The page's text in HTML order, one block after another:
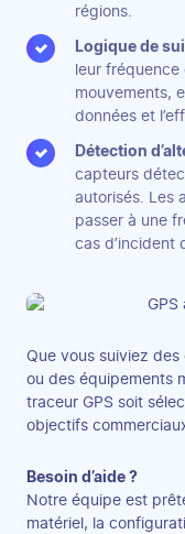
régions.
Logique de
leur
mouvements,
données et
Détection
capteurs
autorisés. Les
passer à une
cas d’incident
Que vous suiviez
ou des équipements
traceur GPS soit
objectifs
Besoin d’aide ?
Notre équipe est
matériel, la